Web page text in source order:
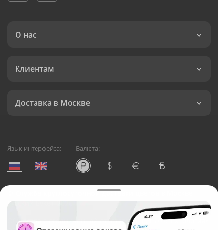
О нас
Клиентам
Доставка в Москве
Язык интерфейса: Валюта:
Служба круглосуточной доставки цветов в Москве
Русский Букет, 2026
Общество с ограниченной ответственностью «Технология»